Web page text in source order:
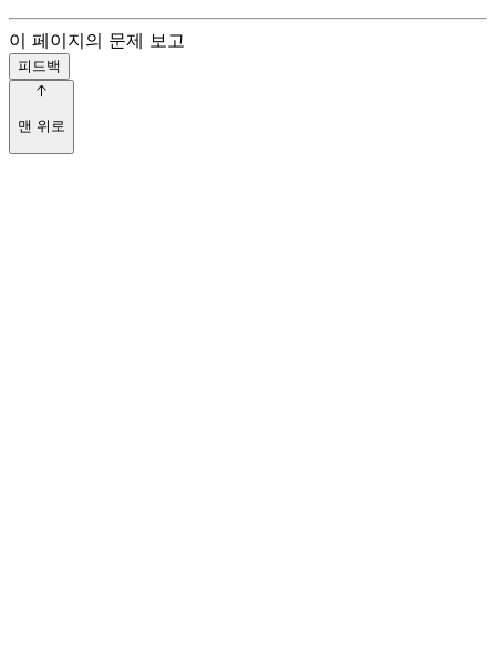
이 페이지의 문제 보고
피드백
맨 위로